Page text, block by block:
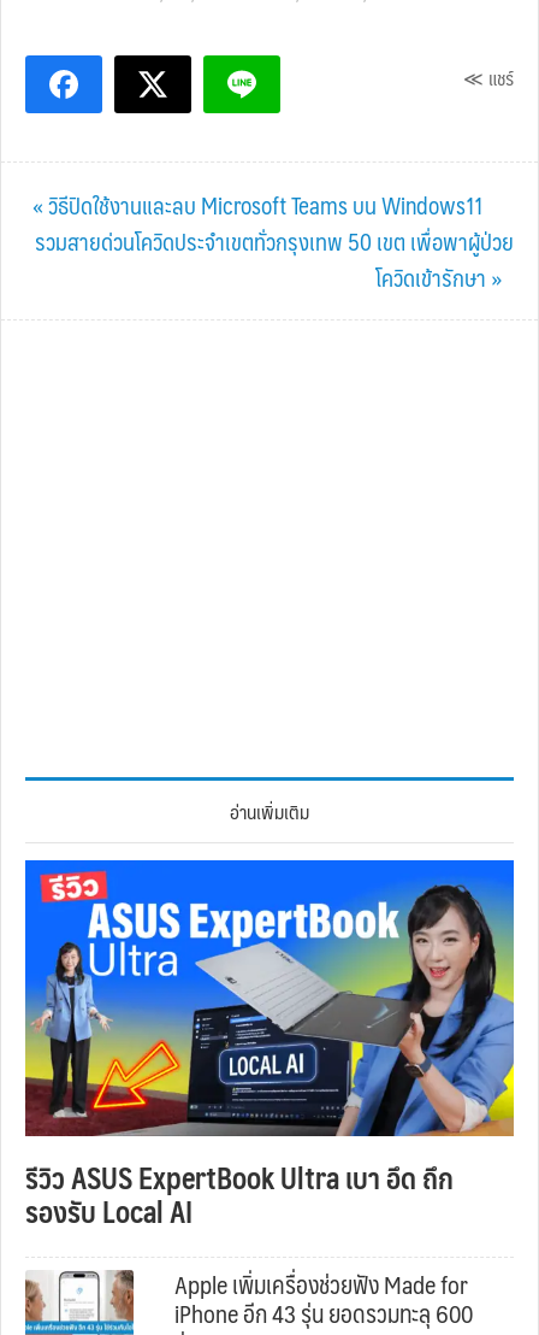
≪ แชร์
Previous
Post:
« วิธีปิดใช้งานและลบ Microsoft Teams บน Windows11
Next
รวมสายด่วนโควิดประจำเขตทั่วกรุงเทพ 50 เขต เพื่อพาผู้ป่วย
โควิดเข้ารักษา »
อ่านเพิ่มเติม
รีวิว ASUS ExpertBook Ultra เบา อึด ถึก
รองรับ Local AI
Apple เพิ่มเครื่องช่วยฟัง Made for
iPhone อีก 43 รุ่น ยอดรวมทะลุ 600